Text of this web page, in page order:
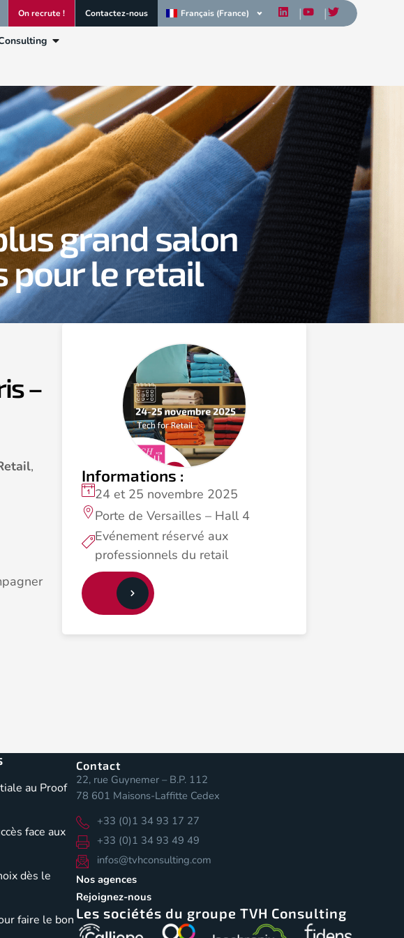
On recrute ! Contactez-nous Français (France)
grand salon
pour le retail
–
,
Informations :
24 et 25 novembre 2025
Porte de Versailles – Hall 4
Evénement réservé aux
professionnels du retail
au Proof
face aux
dès le
faire le bon
Contact
22, rue Guynemer – B.P. 112
78 601 Maisons-Laffitte Cedex
+33 (0)1 34 93 17 27
+33 (0)1 34 93 49 49
infos@tvhconsulting.com
Nos agences
Rejoignez-nous
Les sociétés du groupe TVH Consulting